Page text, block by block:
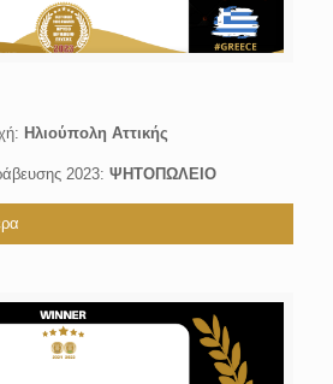
Ηλιούπολη Αττικής
2023: ΨΗΤΟΠΩΛΕΙΟ